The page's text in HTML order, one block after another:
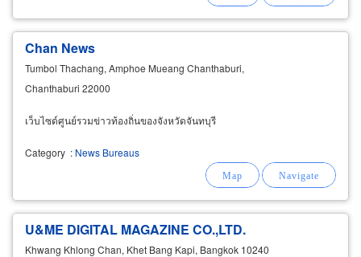
Chan News
Tumbol Thachang, Amphoe Mueang Chanthaburi,
Chanthaburi 22000
เว็บไซด์ศูนย์รวมข่าวท้องถิ่นของจังหวัดจันทบุรี
Category : News Bureaus
U&ME DIGITAL MAGAZINE CO.,LTD.
Khwang Khlong Chan, Khet Bang Kapi, Bangkok 10240